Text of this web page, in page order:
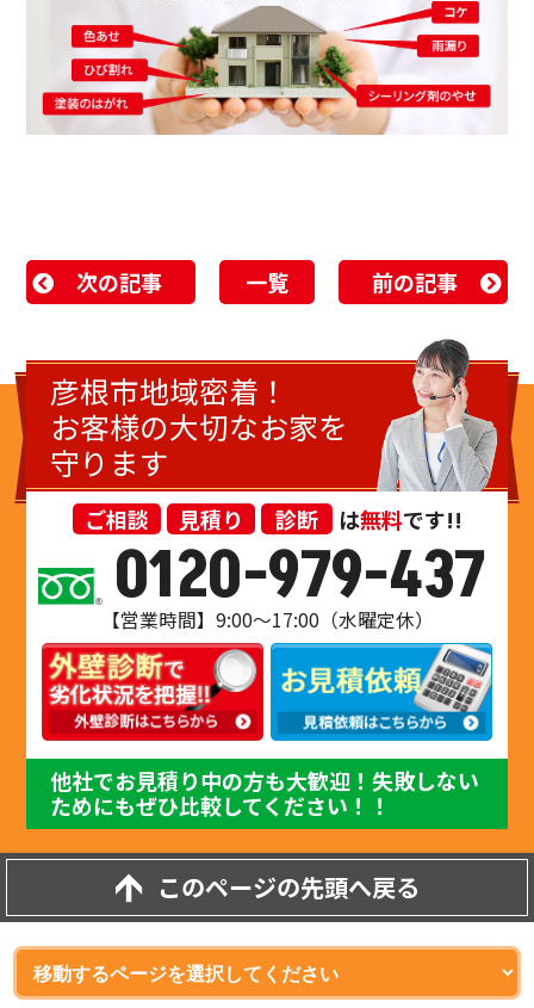
次の記事 一覧 前の記事
彦根市地域密着！
お客様の大切なお家を
守ります
ご相談 見積り 診断 は無料です!!
0120-979-437
【営業時間】9:00～17:00（水曜定休）
他社でお見積り中の方も大歓迎！失敗しない
ためにもぜひ比較してください！！
このページの先頭へ戻る